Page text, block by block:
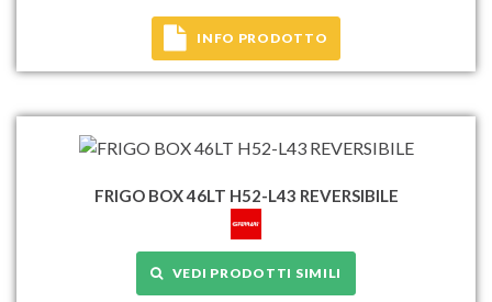
INFO PRODOTTO
FRIGO BOX 46LT H52-L43 REVERSIBILE
VEDI PRODOTTI SIMILI